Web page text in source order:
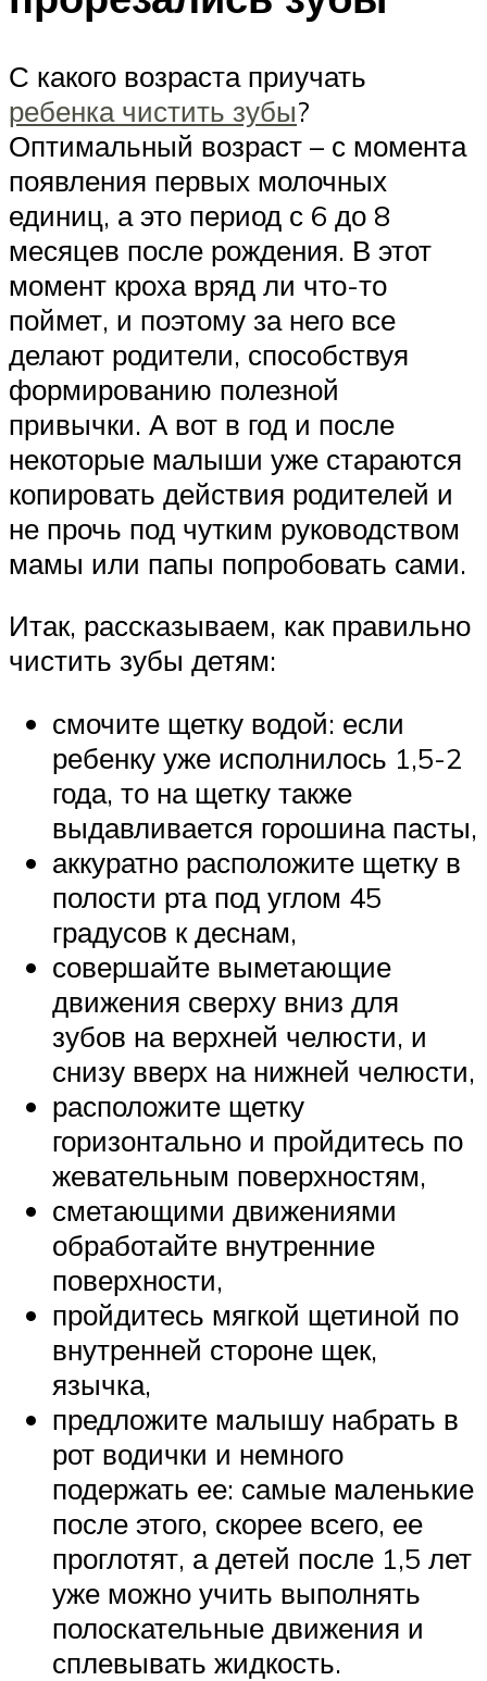
С какого возраста приучать
ребенка чистить зубы?
Оптимальный возраст – с момента
появления первых молочных
единиц, а это период с 6 до 8
месяцев после рождения. В этот
момент кроха вряд ли что-то
поймет, и поэтому за него все
делают родители, способствуя
формированию полезной
привычки. А вот в год и после
некоторые малыши уже стараются
копировать действия родителей и
не прочь под чутким руководством
мамы или папы попробовать сами.
Итак, рассказываем, как правильно
чистить зубы детям:
смочите щетку водой: если
ребенку уже исполнилось 1,5-2
года, то на щетку также
выдавливается горошина пасты,
аккуратно расположите щетку в
полости рта под углом 45
градусов к деснам,
совершайте выметающие
движения сверху вниз для
зубов на верхней челюсти, и
снизу вверх на нижней челюсти,
расположите щетку
горизонтально и пройдитесь по
жевательным поверхностям,
сметающими движениями
обработайте внутренние
поверхности,
пройдитесь мягкой щетиной по
внутренней стороне щек,
язычка,
предложите малышу набрать в
рот водички и немного
подержать ее: самые маленькие
после этого, скорее всего, ее
проглотят, а детей после 1,5 лет
уже можно учить выполнять
полоскательные движения и
сплевывать жидкость.